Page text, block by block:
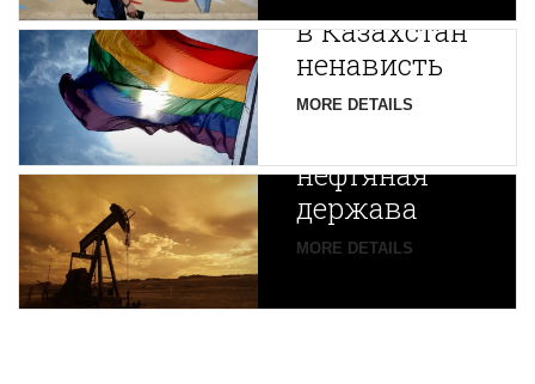
в Казахстан
ненависть
MORE DETAILS
Центральной
Азии
зарождается
нефтяная
держава
MORE DETAILS